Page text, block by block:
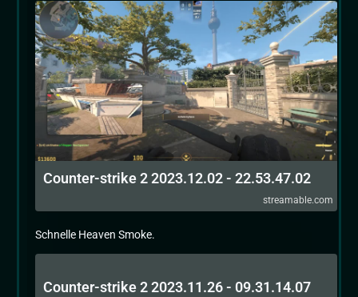
Counter-strike 2 2023.12.02 - 22.53.47.02
streamable.com
Schnelle Heaven Smoke.
Counter-strike 2 2023.11.26 - 09.31.14.07